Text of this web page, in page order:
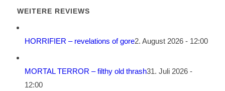
WEITERE REVIEWS
HORRIFIER – revelations of gore2. August 2026 - 12:00
MORTAL TERROR – filthy old thrash31. Juli 2026 -
12:00